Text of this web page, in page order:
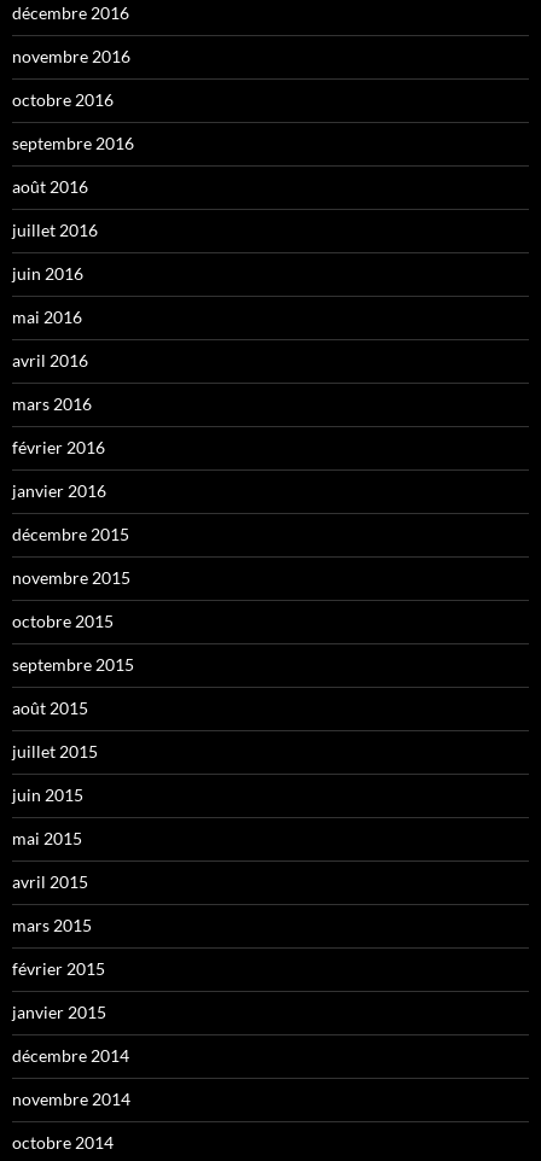
décembre 2016
novembre 2016
octobre 2016
septembre 2016
août 2016
juillet 2016
juin 2016
mai 2016
avril 2016
mars 2016
février 2016
janvier 2016
décembre 2015
novembre 2015
octobre 2015
septembre 2015
août 2015
juillet 2015
juin 2015
mai 2015
avril 2015
mars 2015
février 2015
janvier 2015
décembre 2014
novembre 2014
octobre 2014